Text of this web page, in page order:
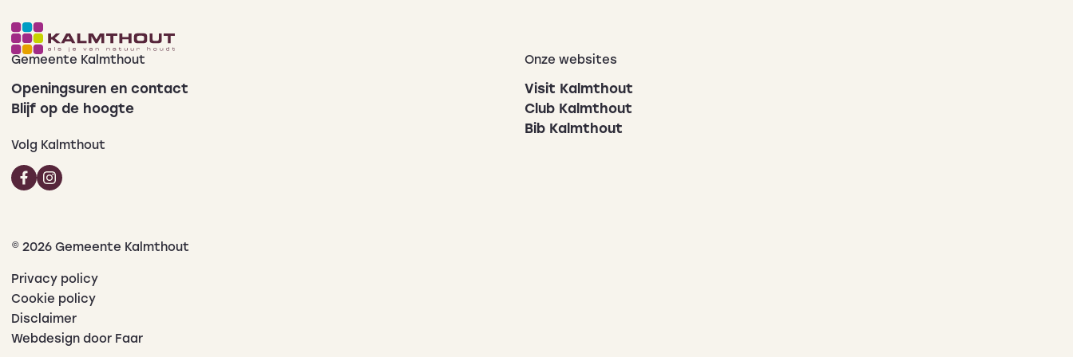
Gemeente Kalmthout
Openingsuren en contact
Blijf op de hoogte
Onze websites
Visit Kalmthout
Club Kalmthout
Bib Kalmthout
Volg Kalmthout
© 2026 Gemeente Kalmthout
Privacy policy
Cookie policy
Disclaimer
Webdesign door Faar